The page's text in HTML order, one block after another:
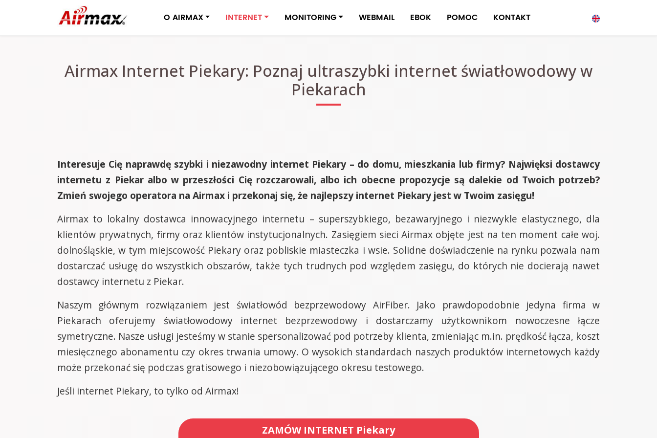
O AIRMAX INTERNET MONITORING WEBMAIL EBOK POMOC KONTAKT
Airmax Internet Piekary: Poznaj ultraszybki internet światłowodowy w
Piekarach
Interesuje Cię naprawdę szybki i niezawodny internet Piekary – do domu, mieszkania lub firmy? Najwięksi dostawcy
internetu z Piekar albo w przeszłości Cię rozczarowali, albo ich obecne propozycje są dalekie od Twoich potrzeb?
Zmień swojego operatora na Airmax i przekonaj się, że najlepszy internet Piekary jest w Twoim zasięgu!
Airmax to lokalny dostawca innowacyjnego internetu – superszybkiego, bezawaryjnego i niezwykle elastycznego, dla
klientów prywatnych, firmy oraz klientów instytucjonalnych. Zasięgiem sieci Airmax objęte jest na ten moment całe woj.
dolnośląskie, w tym miejscowość Piekary oraz pobliskie miasteczka i wsie. Solidne doświadczenie na rynku pozwala nam
dostarczać usługę do wszystkich obszarów, także tych trudnych pod względem zasięgu, do których nie docierają nawet
dostawcy internetu z Piekar.
Naszym głównym rozwiązaniem jest światłowód bezprzewodowy AirFiber. Jako prawdopodobnie jedyna firma w
Piekarach oferujemy światłowodowy internet bezprzewodowy i dostarczamy użytkownikom nowoczesne łącze
symetryczne. Nasze usługi jesteśmy w stanie spersonalizować pod potrzeby klienta, zmieniając m.in. prędkość łącza, koszt
miesięcznego abonamentu czy okres trwania umowy. O wysokich standardach naszych produktów internetowych każdy
może przekonać się podczas gratisowego i niezobowiązującego okresu testowego.
Jeśli internet Piekary, to tylko od Airmax!
ZAMÓW INTERNET Piekary